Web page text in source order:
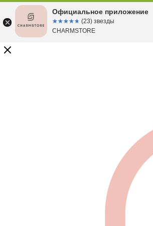
Официальное приложение
☆☆☆☆☆
★★★★★ (23) звезды
CHARMSTORE